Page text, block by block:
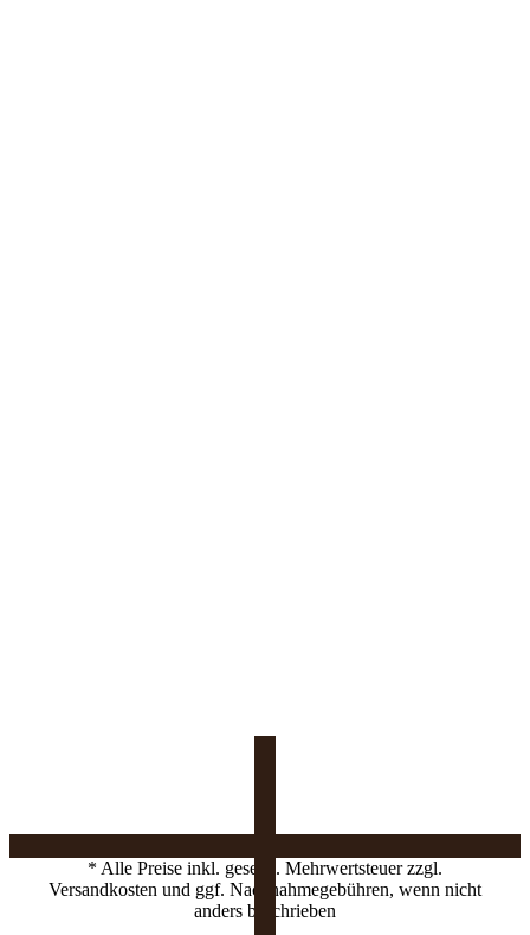
* Alle Preise inkl. gesetzl. Mehrwertsteuer zzgl.
Versandkosten und ggf. Nachnahmegebühren, wenn nicht
anders beschrieben